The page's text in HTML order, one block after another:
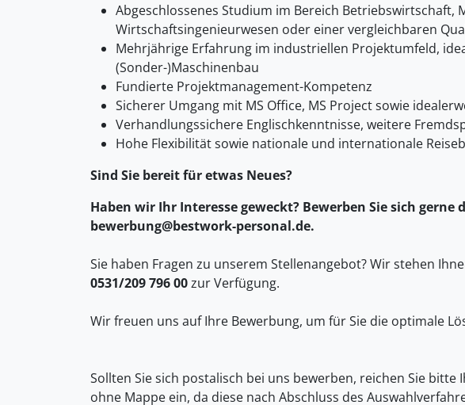
Abgeschlossenes Studium im Bereich Betriebswirtschaft,
Wirtschaftsingenieurwesen oder einer vergleichbaren
Mehrjährige Erfahrung im industriellen Projektumfeld,
(Sonder-)Maschinenbau
Fundierte Projektmanagement-Kompetenz
Sicherer Umgang mit MS Office, MS Project sowie
Verhandlungssichere Englischkenntnisse, weitere
Hohe Flexibilität sowie nationale und internationale
Sind Sie bereit für etwas Neues?
Haben wir Ihr Interesse geweckt? Bewerben Sie sich
bewerbung@bestwork-personal.de.
Sie haben Fragen zu unserem Stellenangebot? Wir stehen
0531/209 796 00zur Verfügung.
Wir freuen uns auf Ihre Bewerbung, um für Sie die optimale
Sollten Sie sich postalisch bei uns bewerben, reichen Sie
ohne Mappe ein, da diese nach Abschluss des